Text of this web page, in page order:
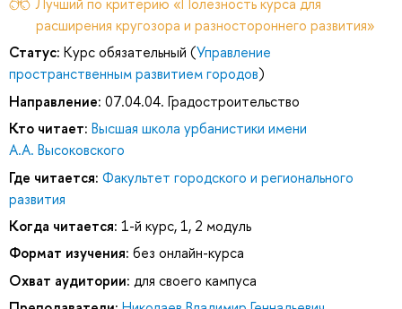
расширения кругозора и разностороннего развития»
Статус: Курс обязательный (Управление
пространственным развитием городов)
Направление: 07.04.04. Градостроительство
Кто читает: Высшая школа урбанистики имени
А.А. Высоковского
Где читается: Факультет городского и регионального
развития
Когда читается: 1-й курс, 1, 2 модуль
Формат изучения: без онлайн-курса
Охват аудитории: для своего кампуса